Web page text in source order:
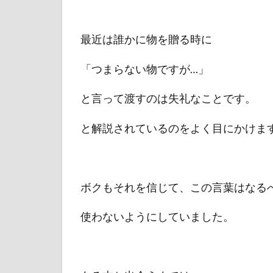
最近は誰かに物を贈る時に
「つまらない物ですが…」
と言って渡すのは失礼なことです。
と解説されているのをよく目にかけま
ボクもそれを信じて、この言葉はなる
使わないようにしていました。